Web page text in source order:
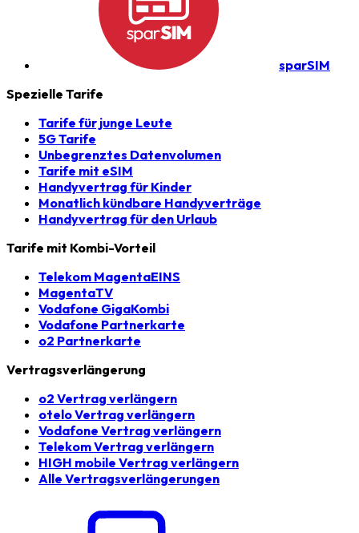
sparSIM
Spezielle Tarife
Tarife für junge Leute
5G Tarife
Unbegrenztes Datenvolumen
Tarife mit eSIM
Handyvertrag für Kinder
Monatlich kündbare Handyverträge
Handyvertrag für den Urlaub
Tarife mit Kombi-Vorteil
Telekom MagentaEINS
MagentaTV
Vodafone GigaKombi
Vodafone Partnerkarte
o2 Partnerkarte
Vertragsverlängerung
o2 Vertrag verlängern
otelo Vertrag verlängern
Vodafone Vertrag verlängern
Telekom Vertrag verlängern
HIGH mobile Vertrag verlängern
Alle Vertragsverlängerungen